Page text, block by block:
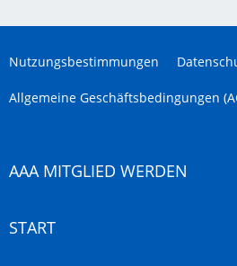
Nutzungsbestimmungen
Allgemeine Geschäftsbedingungen
AAA MITGLIED WERDEN
START